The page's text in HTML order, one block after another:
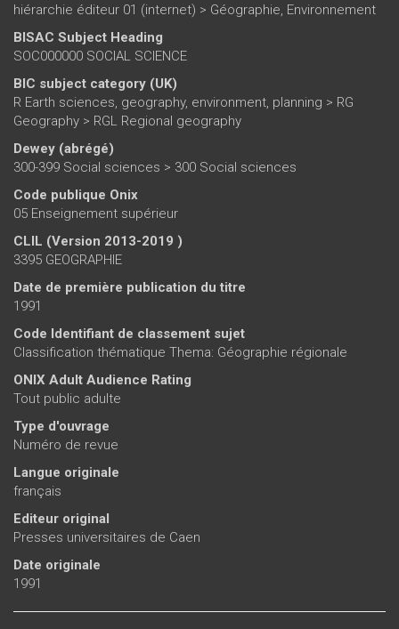
hiérarchie éditeur 01 (internet) > Géographie, Environnement
BISAC Subject Heading
SOC000000 SOCIAL SCIENCE
BIC subject category (UK)
R Earth sciences, geography, environment, planning > RG
Geography > RGL Regional geography
Dewey (abrégé)
300-399 Social sciences > 300 Social sciences
Code publique Onix
05 Enseignement supérieur
CLIL (Version 2013-2019 )
3395 GEOGRAPHIE
Date de première publication du titre
1991
Code Identifiant de classement sujet
Classification thématique Thema: Géographie régionale
ONIX Adult Audience Rating
Tout public adulte
Type d'ouvrage
Numéro de revue
Langue originale
français
Editeur original
Presses universitaires de Caen
Date originale
1991